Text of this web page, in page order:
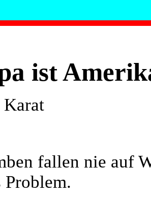
ist
Karat
fallen nie auf
Problem.